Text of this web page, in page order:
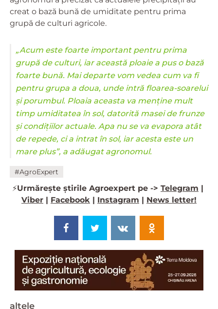
creat o bază bună de umiditate pentru prima
grupă de culturi agricole.
„Acum este foarte important pentru prima
grupă de culturi, iar această ploaie a pus o bază
foarte bună. Mai departe vom vedea cum va fi
pentru grupa a doua, unde intră floarea-soarelui
și porumbul. Ploaia aceasta va menține mult
timp umiditatea în sol, datorită masei de frunze
și condițiilor actuale. Apa nu se va evapora atât
de repede, ci a intrat în sol, iar acesta este un
mare plus”, a adăugat agronomul.
#AgroExpert
⚡️Urmărește știrile Agroexpert pe -> Telegram |
Viber | Facebook | Instagram | News letter!
altele